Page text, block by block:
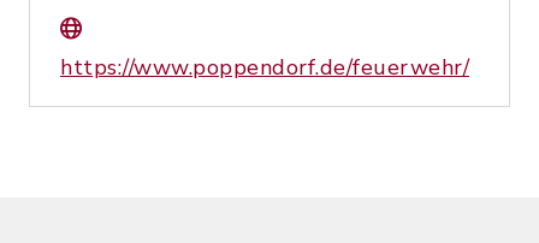
https://www.poppendorf.de/feuerwehr/